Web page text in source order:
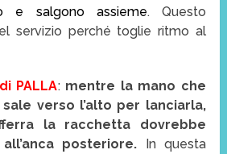
e salgono assieme. Questo
servizio perché toglie ritmo al
PALLA: mentre la mano che
verso l’alto per lanciarla,
la racchetta dovrebbe
posteriore. In questa